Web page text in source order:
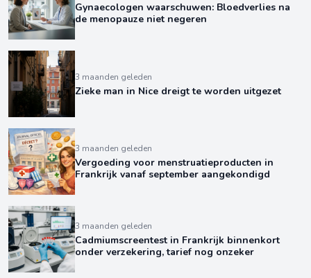
Gynaecologen waarschuwen: Bloedverlies na
de menopauze niet negeren
3 maanden geleden
Zieke man in Nice dreigt te worden uitgezet
3 maanden geleden
Vergoeding voor menstruatieproducten in
Frankrijk vanaf september aangekondigd
3 maanden geleden
Cadmiumscreentest in Frankrijk binnenkort
onder verzekering, tarief nog onzeker